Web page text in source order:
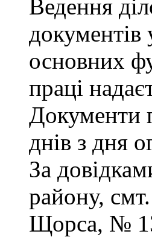
Ведення
документів
основних
праці
Документи
днів з дня
За
району, смт.
Щорса, №